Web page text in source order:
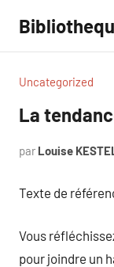
contenu
Uncategorized
La
par Louise
Texte de
Vous
pour joindre un